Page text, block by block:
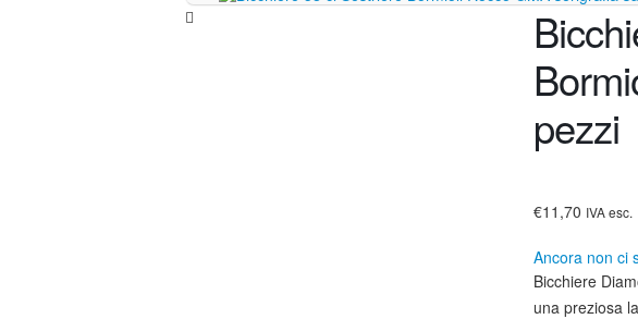
pezzi
€11,70 IVA esc.
Ancora non ci
Bicchiere
una preziosa